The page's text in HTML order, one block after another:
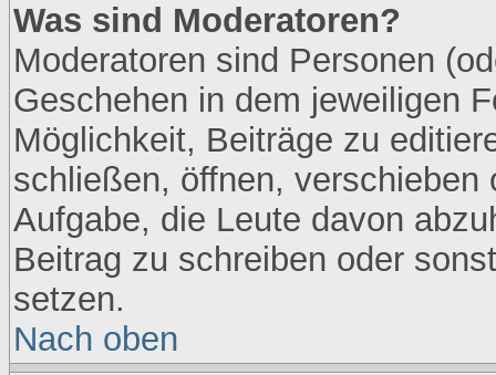
Was sind Moderatoren?
Moderatoren sind Personen
Geschehen in dem jeweiligen
Möglichkeit, Beiträge zu
schließen, öffnen, verschieben
Aufgabe, die Leute davon
Beitrag zu schreiben oder
setzen.
Nach oben